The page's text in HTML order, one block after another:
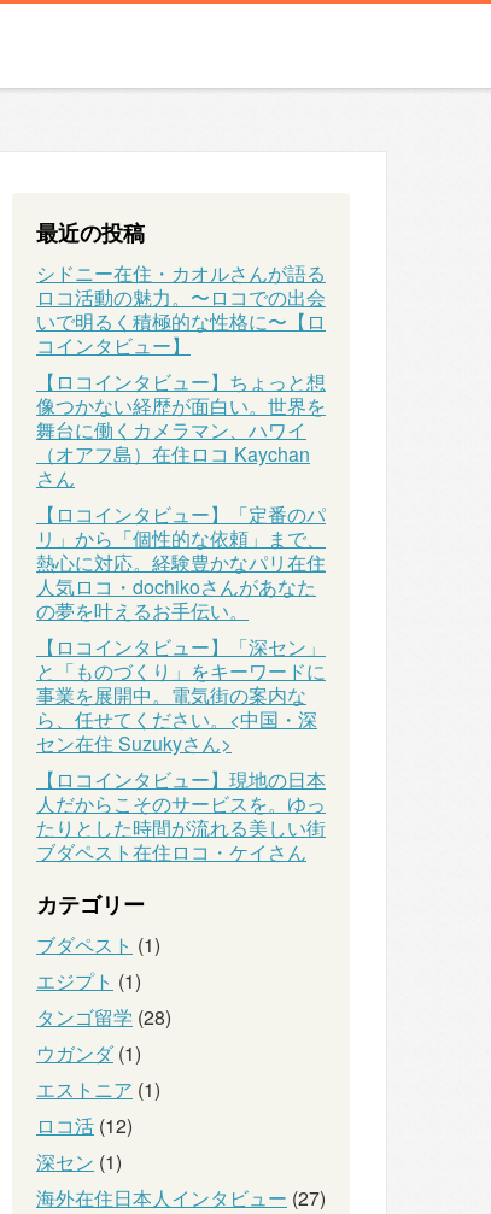
最近の投稿
シドニー在住・カオルさんが語る
ロコ活動の魅力。〜ロコでの出会
いで明るく積極的な性格に〜【ロ
コインタビュー】
【ロコインタビュー】ちょっと想
像つかない経歴が面白い。世界を
舞台に働くカメラマン、ハワイ
（オアフ島）在住ロコ Kaychan
さん
【ロコインタビュー】「定番のパ
リ」から「個性的な依頼」まで、
熱心に対応。経験豊かなパリ在住
人気ロコ・dochikoさんがあなた
の夢を叶えるお手伝い。
【ロコインタビュー】「深セン」
と「ものづくり」をキーワードに
事業を展開中。電気街の案内な
ら、任せてください。<中国・深
セン在住 Suzukyさん>
【ロコインタビュー】現地の日本
人だからこそのサービスを。ゆっ
たりとした時間が流れる美しい街
ブダペスト在住ロコ・ケイさん
カテゴリー
ブダペスト (1)
エジプト (1)
タンゴ留学 (28)
ウガンダ(1)
エストニア (1)
ロコ活 (12)
深セン (1)
海外在住日本人インタビュー (27)